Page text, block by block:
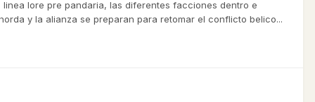
lore pre pandaria, las diferentes facciones dentro e
y la alianza se preparan para retomar el conflicto belico...